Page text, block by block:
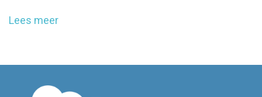
Lees meer